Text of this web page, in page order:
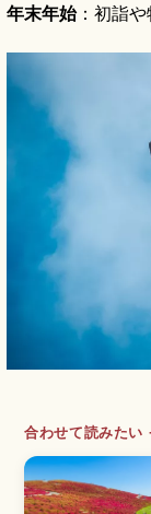
年末年始：初詣や
合わせて読みたい